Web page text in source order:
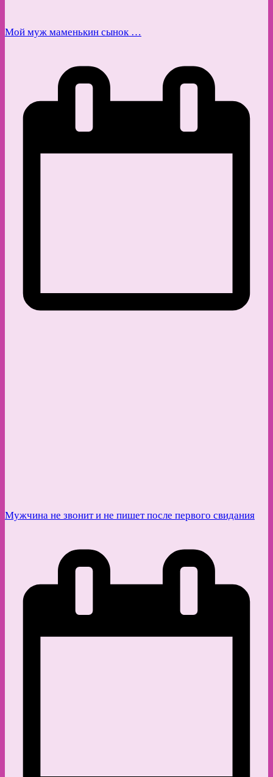
Мой муж маменькин сынок …
Мужчина не звонит и не пишет после первого свидания